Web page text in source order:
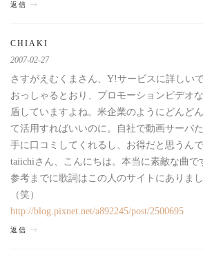
返信
CHIAKI
2007-02-27
さすがえむくまさん、Y!サービスに詳しい
おっしゃるとおり、プロモーションビデオ
盾していますよね。米企業のようにどんど
て活用すればいいのに。自社で動画サーバ
手に口コミしてくれるし、お得だと思うんで
taiichiさん、こんにちは。本当に素敵な曲で
参考までに歌詞はこの人のサイトにありま
（笑）
http://blog.pixnet.net/a892245/post/2500695
返信